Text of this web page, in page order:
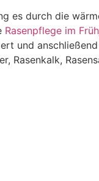
es durch die
Rasenpflege im
und
Rasenkalk,